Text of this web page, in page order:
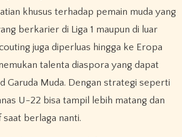
khusus terhadap pemain muda yang
berkarier di Liga 1 maupun di luar
juga diperluas hingga ke Eropa
talenta diaspora yang dapat
Garuda Muda. Dengan strategi seperti
U-22 bisa tampil lebih matang dan
berlaga nanti.